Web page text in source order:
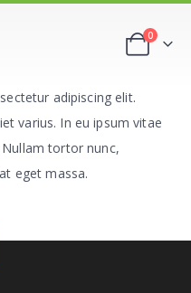
0
adipiscing elit.
varius. In eu ipsum vitae
tortor nunc,
eget massa.